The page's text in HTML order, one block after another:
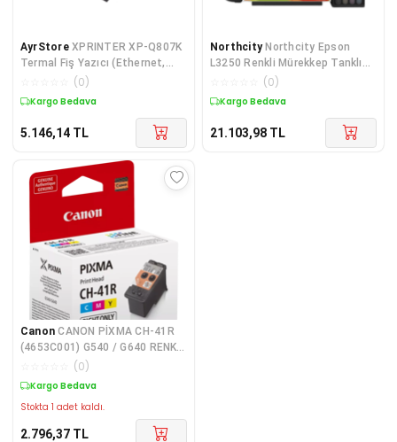
AyrStore XPRINTER XP-Q807K
Termal Fiş Yazıcı (Ethernet,
(0)
Kargo Bedava
5.146,14 TL
Northcity Northcity Epson
L3250 Renkli Mürekkep Tanklı
Yazıcı Tarayıcı: Wi-
(0)
Kargo Bedava
21.103,98 TL
Canon CANON PİXMA CH-41R
(4653C001) G540 / G640 RENKLİ
ORJİNAL BASKI KA
(0)
Kargo Bedava
Stokta 1 adet kaldı.
2.796,37 TL